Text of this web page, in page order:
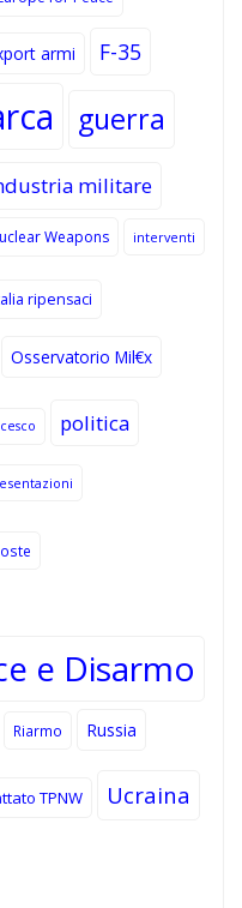
armi F-35
guerra
militare
Weapons interventi
ripensaci
Osservatorio Mil€x
politica
e Disarmo
Riarmo Russia
TPNW Ucraina